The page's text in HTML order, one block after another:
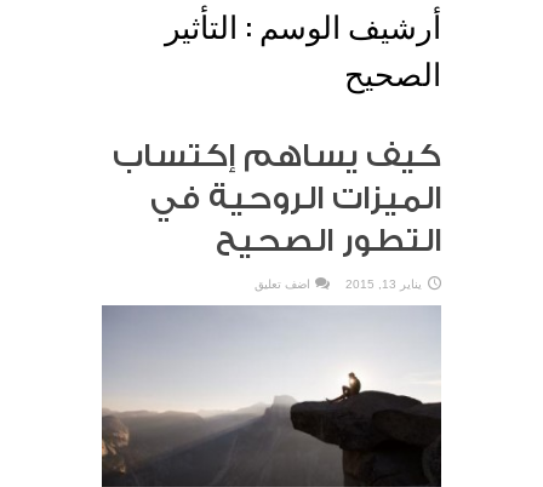
أرشيف الوسم : التأثير
الصحيح
كيف يساهم إكتساب
الميزات الروحية في
التطور الصحيح
يناير 13, 2015 اضف تعليق